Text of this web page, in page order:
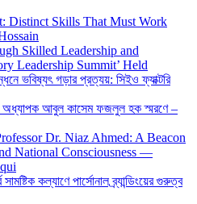
Distinct Skills That Must Work
Skilled Leadership and
Leadership Summit’ Held
ভবিষ্যৎ গড়ার প্রত্যয়: সিইও ফ্যাক্টরি
অধ্যাপক আবুল কাসেম ফজলুল হক স্মরণে –
Dr. Niaz Ahmed: A Beacon
National Consciousness —
কল্যাণে পার্সোনাল ব্র্যান্ডিংয়ের গুরুত্ব